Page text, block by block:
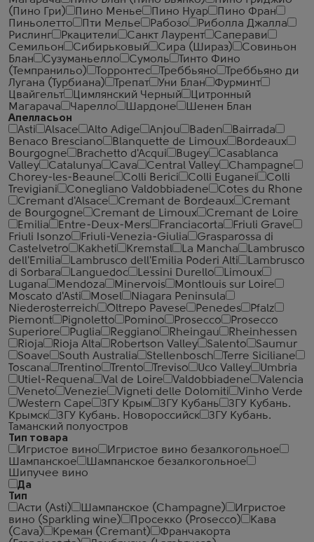
(Пино Гри)
Пино Менье Пино Нуар
Пино Фран
Пиньолетто
Пти Мелье Рабозо
Риболла Джалла
Рислинг
Ркацители Санкт Лаурент
Саперави
Семильон
Сибирьковый Сира (Шираз)
Совиньон
Блан
Сузуманьелло Сумоль
Тинто Фино
(Темпранильо)
Торронтес Треббьяно
Треббьяно ди
Лугана (Турбиана)
Трепат Уни Блан
Фурминт
Цвайгельт
Цимлянский Черный
Цитронный
Магарача
Чарелло Шардоне
Шенен Блан
Апелласьон
Asti
Alsace Alto Adige Anjou Baden
Bairrada
Benaco Bresciano
Blanquette de Limoux
Bordeaux
Bourgogne
Brachetto d'Acqui Bugey
Casablanca
Valley
Catalunya Cava Central Valley
Champagne
Chorey-les-Beaune
Colli Berici Colli Euganei
Colli
Trevigiani
Conegliano Valdobbiadene
Cotes du Rhone
Cremant d'Alsace
Cremant de Bordeaux
Cremant
de Bourgogne
Cremant de Limoux
Cremant de Loire
Emilia
Entre-Deux-Mers Franciacorta
Friuli Grave
Friuli Isonzo
Friuli-Venezia-Giulia
Grasparossa di
Castelvetro
Kakheti Kremstal La Mancha
Lambrusco
dell'Emilia
Lambrusco dell'Emilia Poderi Alti
Lambrusco
di Sorbara
Languedoc Lessini Durello
Limoux
Lugana
Mendoza Minervois
Montlouis sur Loire
Moscato d'Asti
Mosel
Niagara Peninsula
Niederosterreich
Oltrepo Pavese Penedes
Pfalz
Piemont
Pignoletto Pomino Prosecco
Prosecco
Superiore
Puglia Reggiano Rheingau
Rheinhessen
Rioja
Rioja Alta Robertson Valley Salento
Saumur
Soave
South Australia Stellenbosch
Terre Siciliane
Toscana
Trentino Trento Treviso Uco Valley
Umbria
Utiel-Requena
Val de Loire Valdobbiadene
Valencia
Veneto
Venezie Vigneti delle Dolomiti
Vinho Verde
Western Cape
ЗГУ Крым ЗГУ Кубань
ЗГУ Кубань.
Крымск
ЗГУ Кубань. Новороссийск
ЗГУ Кубань.
Таманский полуостров
Тип товара
Игристое вино
Игристое вино безалкогольное
Шампанское
Шампанское безалкогольное
Шипучее вино
Да
Тип
Асти (Asti)
Шампанское (Champagne)
Игристое
вино (Sparkling wine)
Просекко (Prosecco)
Кава
(Cava)
Креман (Cremant)
Франчакорта